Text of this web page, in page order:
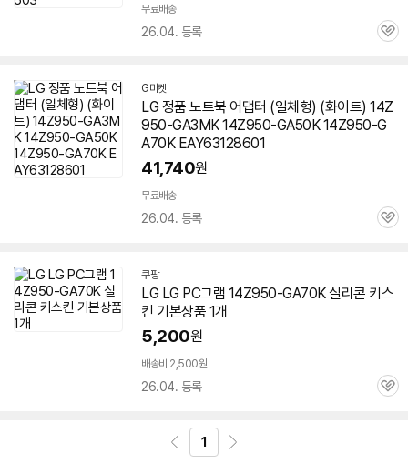
무료배송
26.04. 등록
관
G마켓
LG 정품 노트북 어댑터 (일체형) (화이트) 14Z
950-GA3MK 14Z950-GA50K 14Z950-G
A70K EAY63128601
41,740원
무료배송
26.04. 등록
관
쿠팡
LG LG PC그램 14Z950-GA70K 실리콘 키스
킨 기본상품 1개
5,200원
배송비 2,500원
26.04. 등록
관
1